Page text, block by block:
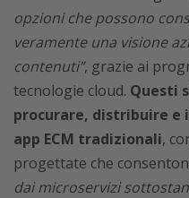
opzioni che possono
veramente una visione
contenuti”, grazie ai
tecnologie cloud. Questi
procurare, distribuire
app ECM tradizionali,
progettate che
dai microservizi